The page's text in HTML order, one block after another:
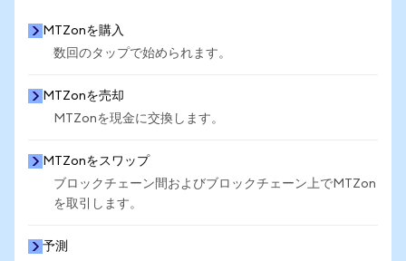
MTZonを購入
数回のタップで始められます。
MTZonを売却
MTZonを現金に交換します。
MTZonをスワップ
ブロックチェーン間およびブロックチェーン上でMTZon
を取引します。
予測